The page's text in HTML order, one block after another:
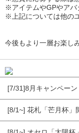
※アイテムやGPやアバ
※上記については他の
今後もより一層お楽し
[7/31]8月キャンペーン
[8/1~] 花札「芒月杯」